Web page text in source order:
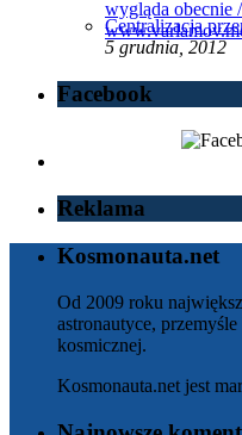
Centralizacja
5 grudnia, 2012
Facebook
Reklama
Kosmonauta.net
Od 2009 roku
astronautyce,
kosmicznej.
Kosmonauta.net jest